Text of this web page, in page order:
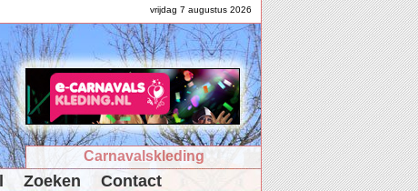
vrijdag 7 augustus 2026
Carnavalskleding
Zoeken Contact